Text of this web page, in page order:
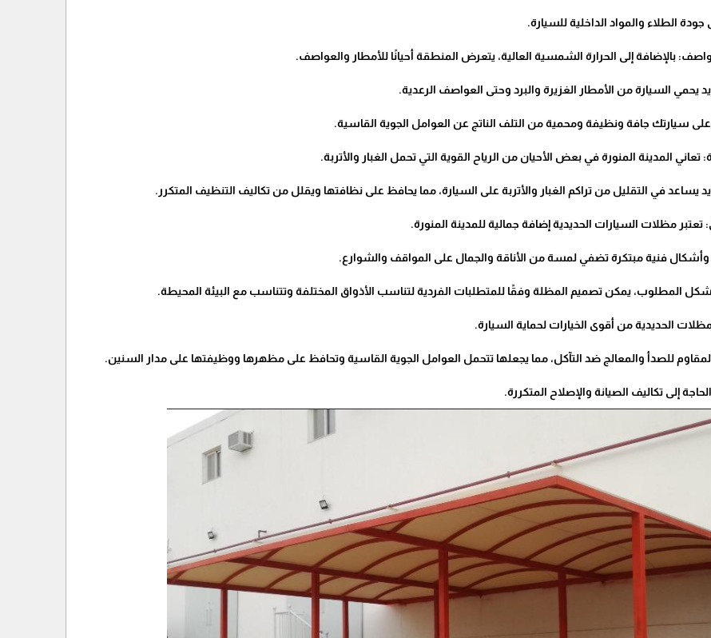
الطلاء والمواد الداخلية للسيارة.
السيارة من الأمطار الغزيرة والبرد وحتى العواصف الرعدية.
سيارتك جافة ونظيفة ومحمية من التلف الناتج عن العوامل الجوية القاسية.
في التقليل من تراكم الغبار والأتربة على السيارة، مما يحافظ على نظافتها ويقلل من تكاليف التنظيف المتكرر.
فنية مبتكرة تضفي لمسة من الأناقة والجمال على المواقف والشوارع.
المطلوب، يمكن تصميم المظلة وفقًا للمتطلبات الفردية لتناسب الأذواق المختلفة وتتناسب مع البيئة المحيطة.
للصدأ والمعالج ضد التآكل، مما يجعلها تتحمل العوامل الجوية القاسية وتحافظ على مظهرها ووظيفتها على مدار السنين.
إلى تكاليف الصيانة والإصلاح المتكررة.